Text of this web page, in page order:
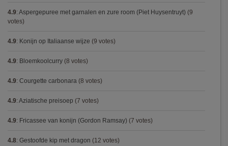
4.9: Aspergepuree met garnalen en zure room (Piet Huysentruyt) (9
votes)
4.9: Konijn op Italiaanse wijze (9 votes)
4.9: Bloemkoolcurry (8 votes)
4.9: Courgette carbonara (8 votes)
4.9: Aziatische preisoep (7 votes)
4.9: Fricassee van konijn (Gordon Ramsay) (7 votes)
4.8: Gestoofde kip met dragon (12 votes)